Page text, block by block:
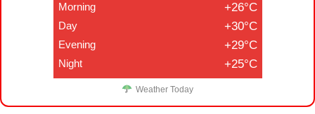
Morning +26°C
Day +30°C
Evening +29°C
Night +25°C
Weather Today